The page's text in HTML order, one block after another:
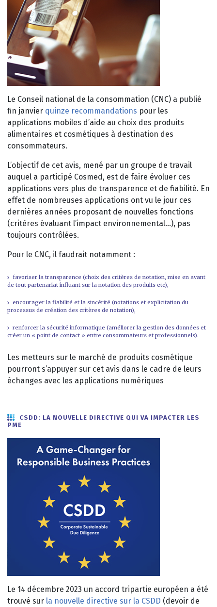
Le Conseil national de la consommation (CNC) a publié
fin janvier quinze recommandations pour les
applications mobiles d’aide au choix des produits
alimentaires et cosmétiques à destination des
consommateurs.
L’objectif de cet avis, mené par un groupe de travail
auquel a participé Cosmed, est de faire évoluer ces
applications vers plus de transparence et de fiabilité. En
effet de nombreuses applications ont vu le jour ces
dernières années proposant de nouvelles fonctions
(critères évaluant l’impact environnemental…), pas
toujours contrôlées.
Pour le CNC, il faudrait notamment :
favoriser la transparence (choix des critères de notation, mise en avant
de tout partenariat influant sur la notation des produits etc),
encourager la fiabilité et la sincérité (notations et explicitation du
processus de création des critères de notation),
renforcer la sécurité informatique (améliorer la gestion des données et
créer un « point de contact » entre consommateurs et professionnels).
Les metteurs sur le marché de produits cosmétique
pourront s’appuyer sur cet avis dans le cadre de leurs
échanges avec les applications numériques
CSDD: LA NOUVELLE DIRECTIVE QUI VA IMPACTER LES
PME
Le 14 décembre 2023 un accord tripartie européen a été
trouvé sur la nouvelle directive sur la CSDD (devoir de